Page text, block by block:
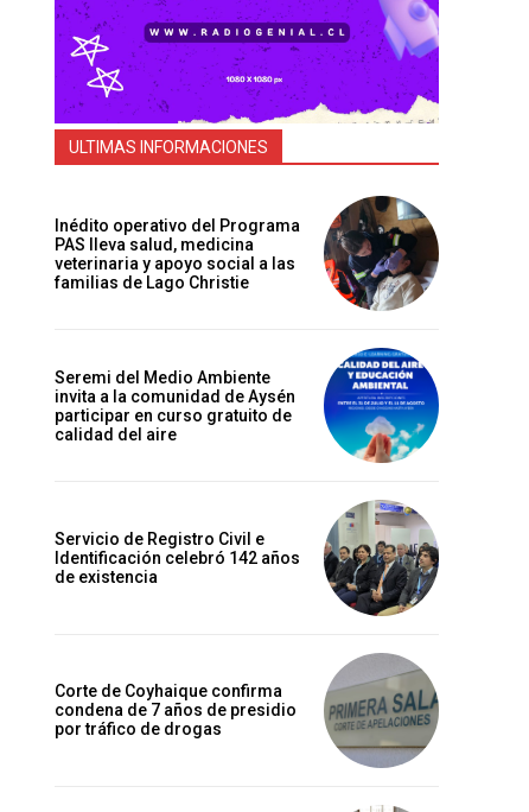
ULTIMAS INFORMACIONES
Inédito operativo del Programa
PAS lleva salud, medicina
veterinaria y apoyo social a las
familias de Lago Christie
Seremi del Medio Ambiente
invita a la comunidad de Aysén
participar en curso gratuito de
calidad del aire
Servicio de Registro Civil e
Identificación celebró 142 años
de existencia
Corte de Coyhaique confirma
condena de 7 años de presidio
por tráfico de drogas